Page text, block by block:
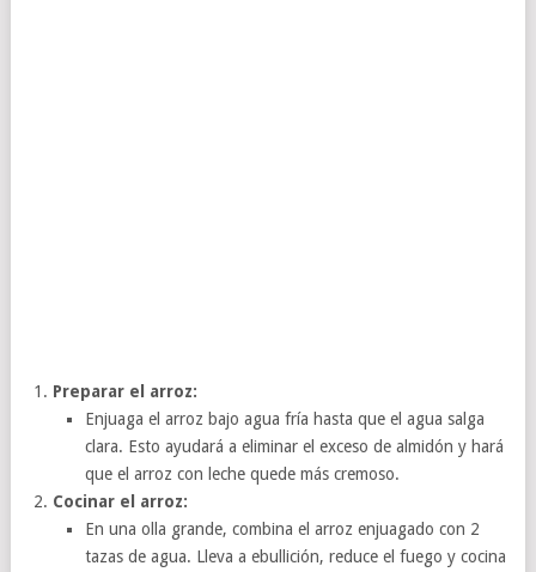
Preparar el arroz:
Enjuaga el arroz bajo agua fría hasta que el agua salga
clara. Esto ayudará a eliminar el exceso de almidón y hará
que el arroz con leche quede más cremoso.
Cocinar el arroz:
En una olla grande, combina el arroz enjuagado con 2
tazas de agua. Lleva a ebullición, reduce el fuego y cocina